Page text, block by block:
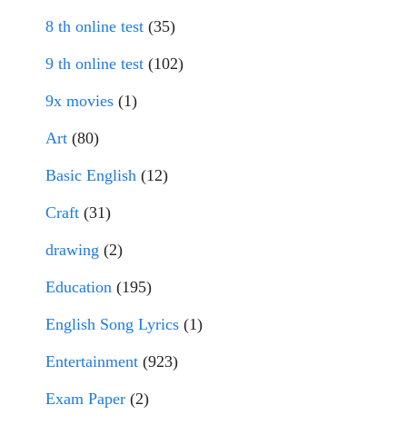
8 th online test (35)
9 th online test (102)
9x movies (1)
Art (80)
Basic English (12)
Craft (31)
drawing (2)
Education (195)
English Song Lyrics (1)
Entertainment (923)
Exam Paper (2)